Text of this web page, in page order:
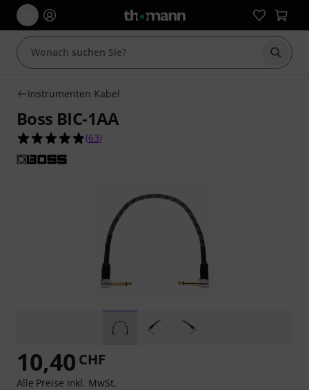
Suche
Instrumenten Kabel
Boss BIC-1AA
4.8 von 5 Sternen aus 63 Kundenbewertungen
(63)
10,40 CHF
Alle Preise inkl. MwSt.